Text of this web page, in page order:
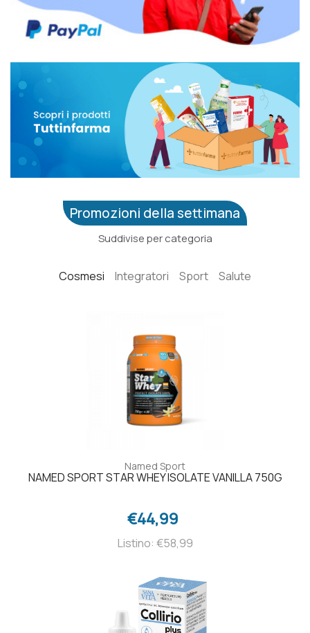
Promozioni della settimana
Suddivise per categoria
Cosmesi Integratori Sport Salute
Named Sport
NAMED SPORT STAR WHEY ISOLATE VANILLA 750G
€44,99
Listino: €58,99